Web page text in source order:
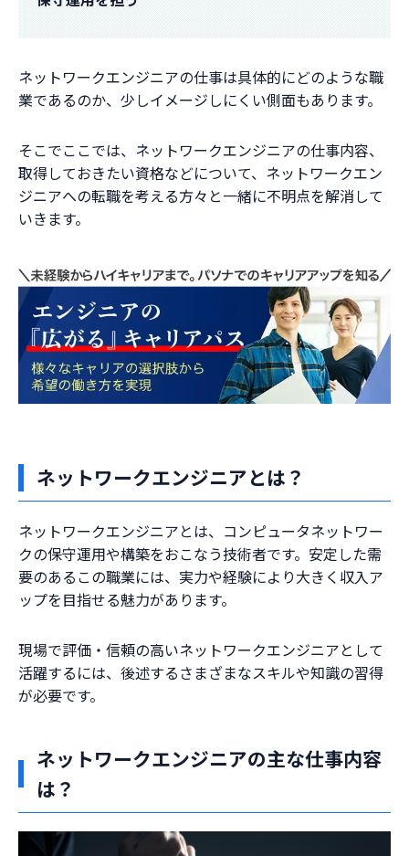
ネットワークエンジニアの仕事は具体的にどのような職
業であるのか、少しイメージしにくい側面もあります。
そこでここでは、ネットワークエンジニアの仕事内容、
取得しておきたい資格などについて、ネットワークエン
ジニアへの転職を考える方々と一緒に不明点を解消して
いきます。
ネットワークエンジニアとは？
ネットワークエンジニアとは、コンピュータネットワー
クの保守運用や構築をおこなう技術者です。安定した需
要のあるこの職業には、実力や経験により大きく収入ア
ップを目指せる魅力があります。
現場で評価・信頼の高いネットワークエンジニアとして
活躍するには、後述するさまざまなスキルや知識の習得
が必要です。
ネットワークエンジニアの主な仕事内容
は？